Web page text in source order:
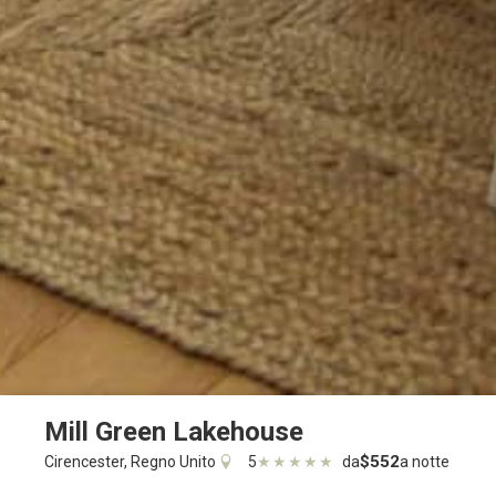
DescrizioneFoto
Mill Green Lakehouse
Cirencester, Regno Unito 5★ ★ ★ ★ ★ da$552a notte